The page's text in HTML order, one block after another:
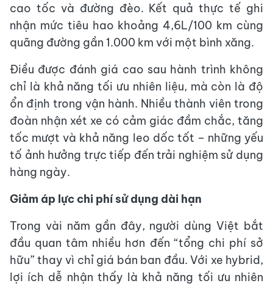
cao tốc và đường đèo. Kết quả thực tế ghi
nhận mức tiêu hao khoảng 4,6L/100 km cùng
quãng đường gần 1.000 km với một bình xăng.
Điều được đánh giá cao sau hành trình không
chỉ là khả năng tối ưu nhiên liệu, mà còn là độ
ổn định trong vận hành. Nhiều thành viên trong
đoàn nhận xét xe có cảm giác đầm chắc, tăng
tốc mượt và khả năng leo dốc tốt – những yếu
tố ảnh hưởng trực tiếp đến trải nghiệm sử dụng
hàng ngày.
Giảm áp lực chi phí sử dụng dài hạn
Trong vài năm gần đây, người dùng Việt bắt
đầu quan tâm nhiều hơn đến “tổng chi phí sở
hữu” thay vì chỉ giá bán ban đầu. Với xe hybrid,
lợi ích dễ nhận thấy là khả năng tối ưu nhiên